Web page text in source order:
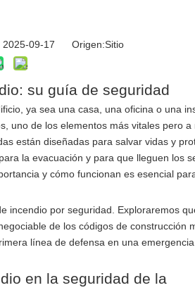
2025-09-17 Origen:Sitio
su guía de seguridad
ya sea una casa, una oficina o una
uno de los elementos más vitales pero a
están diseñadas para salvar vidas y
la evacuación y para que lleguen los
y cómo funcionan es esencial
incendio por seguridad. Exploraremos
de los códigos de construcción
línea de defensa en una
en la seguridad de la